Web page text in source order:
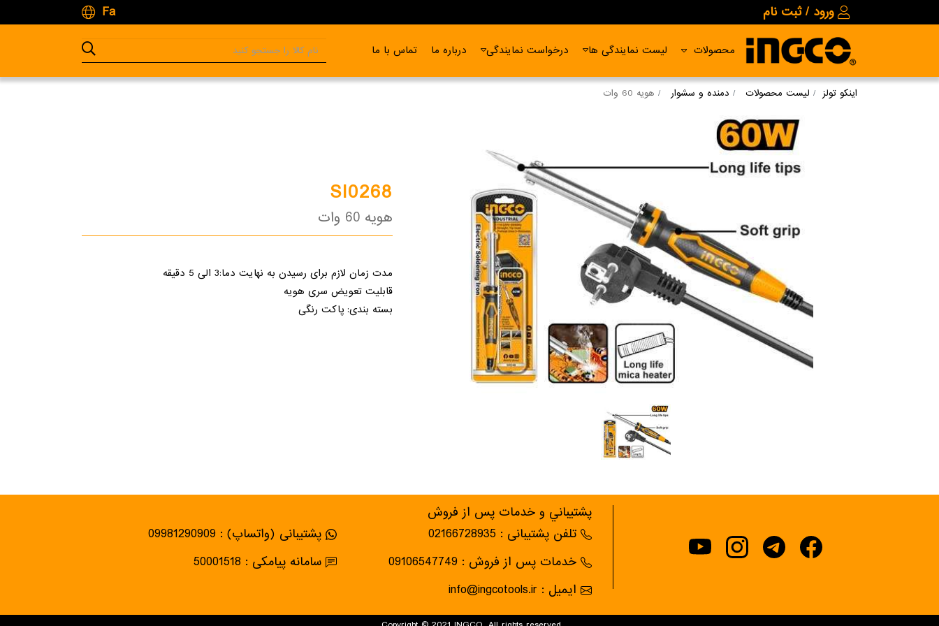
ورود / ثبت نام Fa
محصولات لیست نمایندگی ها درخواست نمایندگی درباره ما تماس با ما
اینکو تولز لیست محصولات دمنده و سشوار هویه 60 وات
SI0268
هویه 60 وات
مدت زمان لازم برای رسیدن به نهایت دما:3 الی 5 دقیقه
قابلیت تعویض سری هویه
بسته بندی: پاکت رنگی
پشتيباني و خدمات پس از فروش
تلفن پشتیبانی : 02166728935
پشتیبانی (واتساپ) : 09981290909
خدمات پس از فروش : 09106547749
سامانه پیامکی : 50001518
ایمیل : info@ingcotools.ir